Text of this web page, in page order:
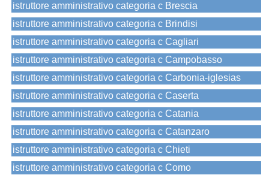
istruttore amministrativo categoria c Brescia
istruttore amministrativo categoria c Brindisi
istruttore amministrativo categoria c Cagliari
istruttore amministrativo categoria c Campobasso
istruttore amministrativo categoria c Carbonia-iglesias
istruttore amministrativo categoria c Caserta
istruttore amministrativo categoria c Catania
istruttore amministrativo categoria c Catanzaro
istruttore amministrativo categoria c Chieti
istruttore amministrativo categoria c Como